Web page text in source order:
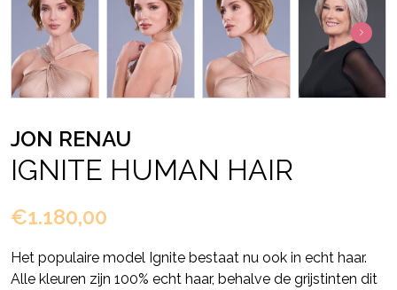
JON RENAU
IGNITE HUMAN HAIR
€1.180,00
Het populaire model Ignite bestaat nu ook in echt haar.
Alle kleuren zijn 100% echt haar, behalve de grijstinten dit